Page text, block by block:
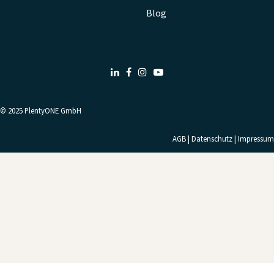
Blog
LinkedIn
FacebookInstagram
© 2025PlentyONE GmbH
AGB| Datenschutz| Impressum